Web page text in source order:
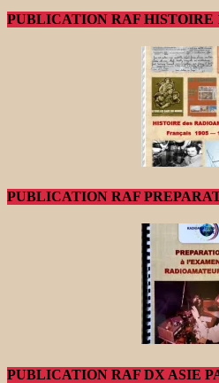
PUBLICATION RAF HISTOIRE
PUBLICATION RAF
PUBLICATION RAF DX ASIE